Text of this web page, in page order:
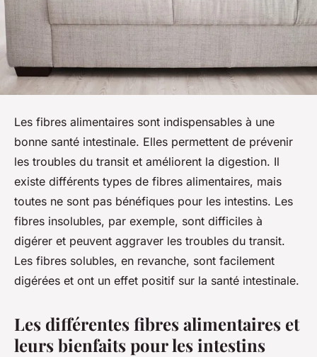
Les fibres alimentaires sont indispensables à une
bonne santé intestinale. Elles permettent de prévenir
les troubles du transit et améliorent la digestion. Il
existe différents types de fibres alimentaires, mais
toutes ne sont pas bénéfiques pour les intestins. Les
fibres insolubles, par exemple, sont difficiles à
digérer et peuvent aggraver les troubles du transit.
Les fibres solubles, en revanche, sont facilement
digérées et ont un effet positif sur la santé intestinale.
Les différentes fibres alimentaires et
leurs bienfaits pour les intestins